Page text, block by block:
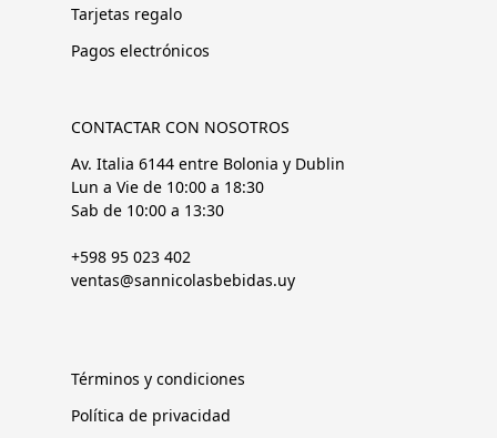
Tarjetas regalo
Pagos electrónicos
CONTACTAR CON NOSOTROS
Av. Italia 6144 entre Bolonia y Dublin
Lun a Vie de 10:00 a 18:30
Sab de 10:00 a 13:30
+598 95 023 402
ventas@sannicolasbebidas.uy
Términos y condiciones
Política de privacidad